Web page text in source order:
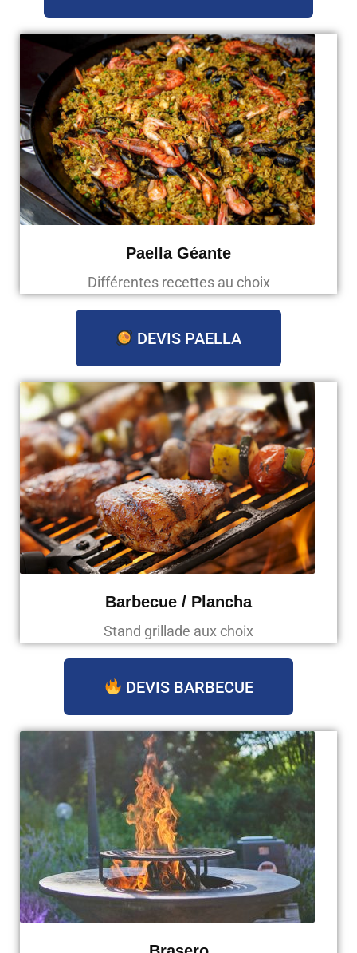
Paella Géante
Différentes recettes au choix
DEVIS PAELLA
Barbecue / Plancha
Stand grillade aux choix
DEVIS BARBECUE